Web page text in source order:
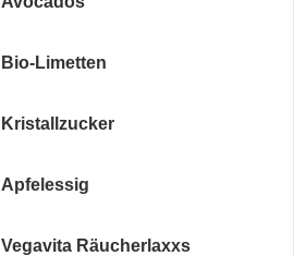
Bio-Limetten
Kristallzucker
Apfelessig
Vegavita Räucherlaxxs